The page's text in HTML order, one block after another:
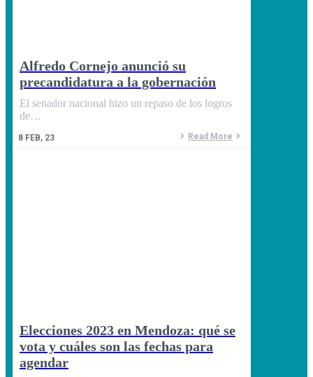
Alfredo Cornejo anunció su
precandidatura a la gobernación
8 FEB, 23
El senador nacional hizo un repaso de los logros
de…
Read More
Elecciones 2023 en Mendoza: qué se
vota y cuáles son las fechas para
agendar